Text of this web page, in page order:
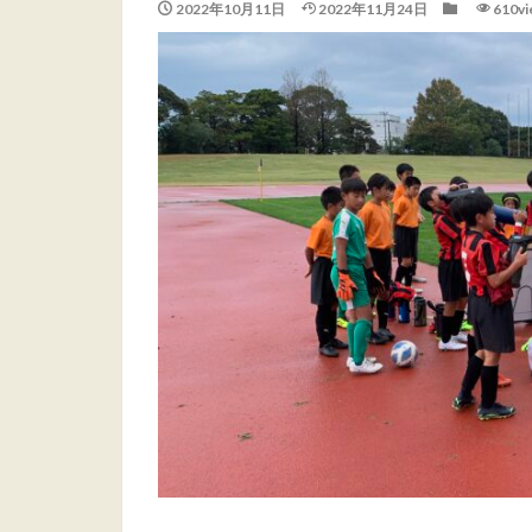
2022年10月11日 2022年11月24日